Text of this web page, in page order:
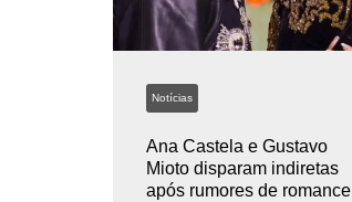
Notícias
Ana Castela e Gustavo
Mioto disparam indiretas
após rumores de romance